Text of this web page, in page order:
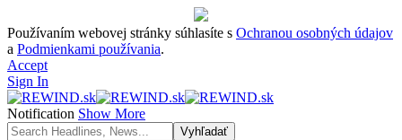
Používaním webovej stránky súhlasíte s Ochranou osobných údajov
a Podmienkami používania.
Accept
Sign In
Notification Show More